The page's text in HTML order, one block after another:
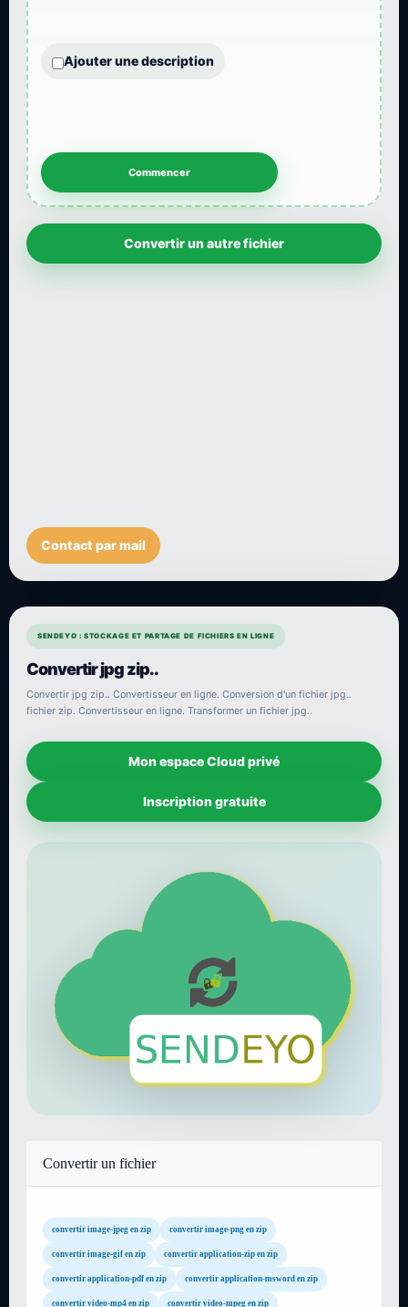
Ajouter une description
Convertir un autre fichier
Contact par mail
SENDEYO : STOCKAGE ET PARTAGE DE FICHIERS EN LIGNE
Convertir jpg zip..
Convertir jpg zip.. Convertisseur en ligne. Conversion d'un fichier jpg..
fichier zip. Convertisseur en ligne. Transformer un fichier jpg..
Mon espace Cloud privé
Inscription gratuite
Convertir un fichier
convertir image-jpeg en zip convertir image-png en zip
convertir image-gif en zip convertir application-zip en zip
convertir application-pdf en zip convertir application-msword en zip
convertir video-mp4 en zip convertir video-mpeg en zip